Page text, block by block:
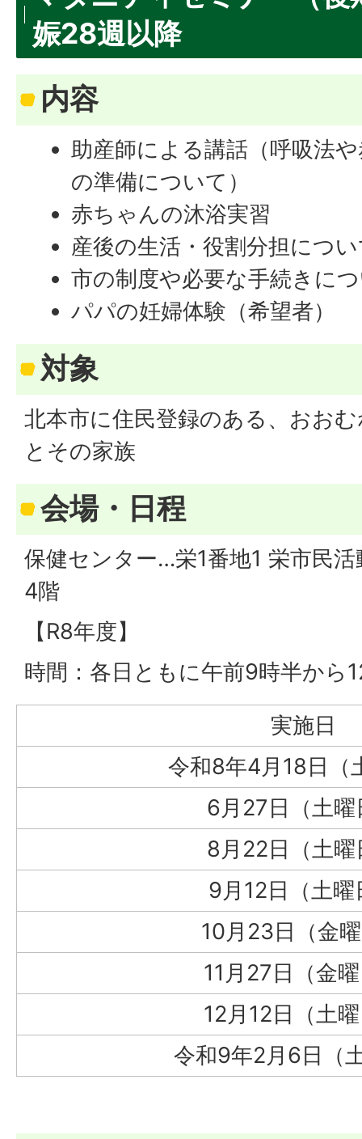
娠28週以降
内容
助産師による講話（呼吸法
の準備について）
赤ちゃんの沐浴実習
産後の生活・役割分担につ
市の制度や必要な手続きに
パパの妊婦体験（希望者）
対象
北本市に住民登録のある、おお
とその家族
会場・日程
保健センター…栄1番地1 栄市民
4階
【R8年度】
時間：各日ともに午前9時半から
実施日
令和8年4月18日（
6月27日（土曜
8月22日（土曜
9月12日（土曜
10月23日（金
11月27日（金
12月12日（土
令和9年2月6日（